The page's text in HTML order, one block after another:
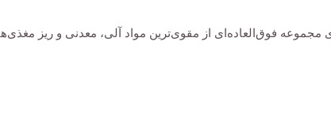
مجموعه فوق‌العاده‌ای از مقوی‌ترین مواد آلی، معدنی و ریز